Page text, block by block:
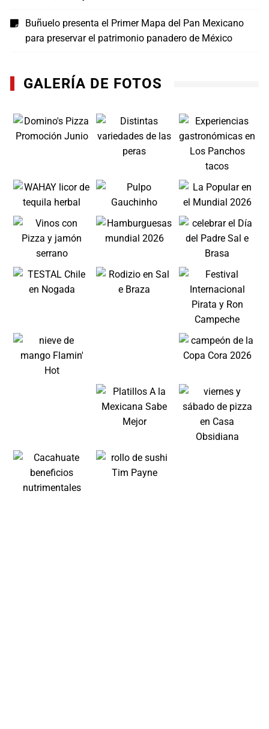
Buñuelo presenta el Primer Mapa del Pan Mexicano
para preservar el patrimonio panadero de México
GALERÍA DE FOTOS